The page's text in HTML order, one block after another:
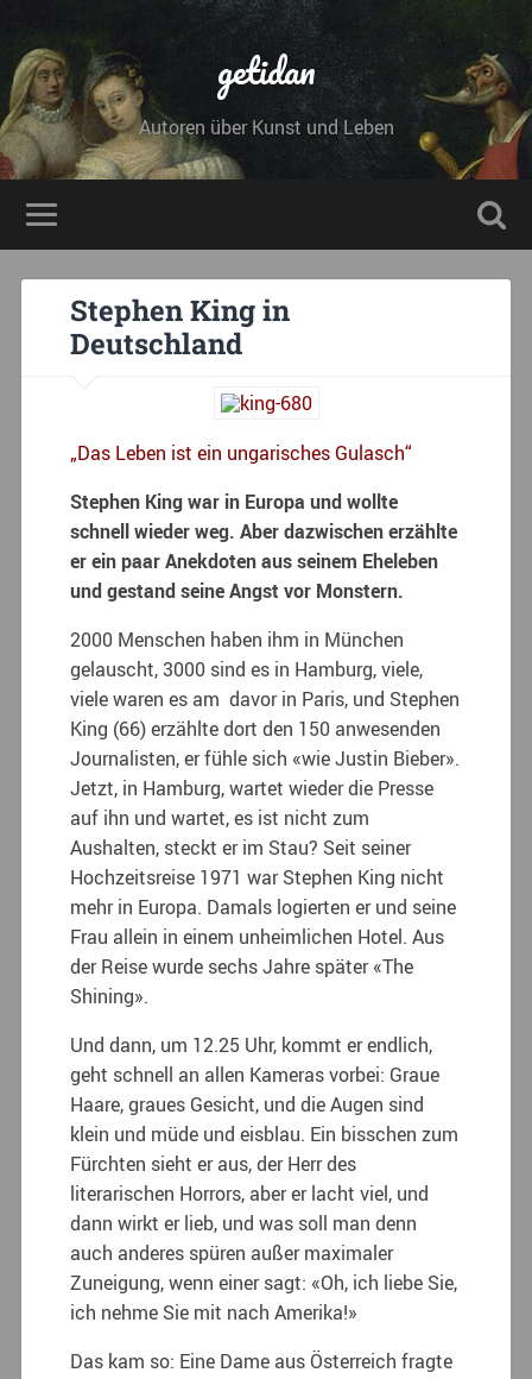
getidan
Autoren über Kunst und Leben
Stephen King in
Deutschland
„Das Leben ist ein ungarisches Gulasch“
Stephen King war in Europa und wollte
schnell wieder weg. Aber dazwischen erzählte
er ein paar Anekdoten aus seinem Eheleben
und gestand seine Angst vor Monstern.
2000 Menschen haben ihm in München
gelauscht, 3000 sind es in Hamburg, viele,
viele waren es am davor in Paris, und Stephen
King (66) erzählte dort den 150 anwesenden
Journalisten, er fühle sich «wie Justin Bieber».
Jetzt, in Hamburg, wartet wieder die Presse
auf ihn und wartet, es ist nicht zum
Aushalten, steckt er im Stau? Seit seiner
Hochzeitsreise 1971 war Stephen King nicht
mehr in Europa. Damals logierten er und seine
Frau allein in einem unheimlichen Hotel. Aus
der Reise wurde sechs Jahre später «The
Shining».
Und dann, um 12.25 Uhr, kommt er endlich,
geht schnell an allen Kameras vorbei: Graue
Haare, graues Gesicht, und die Augen sind
klein und müde und eisblau. Ein bisschen zum
Fürchten sieht er aus, der Herr des
literarischen Horrors, aber er lacht viel, und
dann wirkt er lieb, und was soll man denn
auch anderes spüren außer maximaler
Zuneigung, wenn einer sagt: «Oh, ich liebe Sie,
ich nehme Sie mit nach Amerika!»
Das kam so: Eine Dame aus Österreich fragte